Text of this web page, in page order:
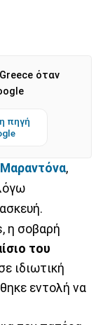
όταν
πηγή
,
η σοβαρή
του
ιδιωτική
εντολή να